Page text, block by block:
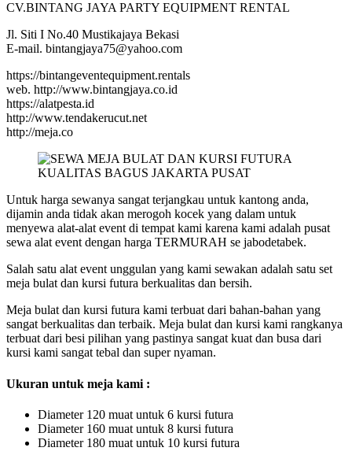
CV.BINTANG JAYA PARTY EQUIPMENT RENTAL
Jl. Siti I No.40 Mustikajaya Bekasi
E-mail. bintangjaya75@yahoo.com
https://bintangeventequipment.rentals
web. http://www.bintangjaya.co.id
https://alatpesta.id
http://www.tendakerucut.net
http://meja.co
Untuk harga sewanya sangat terjangkau untuk kantong anda,
dijamin anda tidak akan merogoh kocek yang dalam untuk
menyewa alat-alat event di tempat kami karena kami adalah pusat
sewa alat event dengan harga TERMURAH se jabodetabek.
Salah satu alat event unggulan yang kami sewakan adalah satu set
meja bulat dan kursi futura berkualitas dan bersih.
Meja bulat dan kursi futura kami terbuat dari bahan-bahan yang
sangat berkualitas dan terbaik. Meja bulat dan kursi kami rangkanya
terbuat dari besi pilihan yang pastinya sangat kuat dan busa dari
kursi kami sangat tebal dan super nyaman.
Ukuran untuk meja kami :
Diameter 120 muat untuk 6 kursi futura
Diameter 160 muat untuk 8 kursi futura
Diameter 180 muat untuk 10 kursi futura